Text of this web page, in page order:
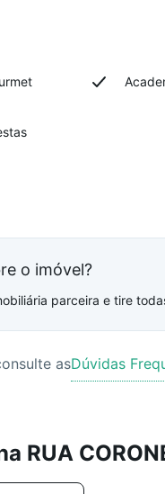
o imóvel?
parceira e tire
asDúvidas
RUA